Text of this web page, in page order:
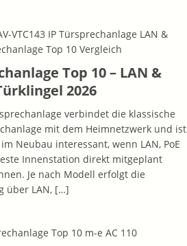
Top 10 – LAN &
2026
verbindet die klassische
mit dem Heimnetzwerk und ist
Neubau interessant, wenn LAN, PoE
Innenstation direkt mitgeplant
Je nach Modell erfolgt die
über LAN, […]